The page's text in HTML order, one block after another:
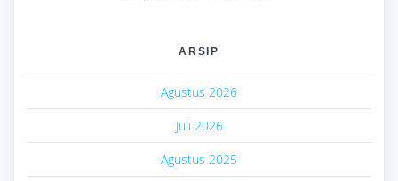
ARSIP
Agustus 2026
Juli 2026
Agustus 2025